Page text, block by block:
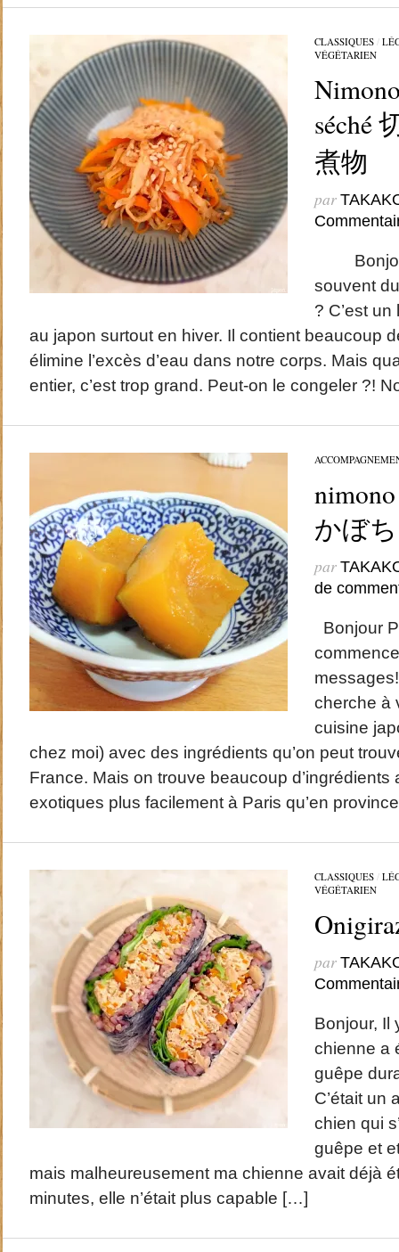
CLASSIQUES/
VÉGÉTARIEN
séché
煮物
par
souvent
? C’est
au japon surtout en hiver. Il contient beaucoup
élimine l’excès d’eau dans notre corps. Mais
entier, c’est trop grand. Peut-on le congeler ?!
かぼ
par
de
Bonjour
cherche à
cuisine
chez moi) avec des ingrédients qu’on peut
France. Mais on trouve beaucoup d’ingrédients
exotiques plus facilement à Paris qu’en
CLASSIQUES/
VÉGÉTARIEN
par
Bonjour, Il
chienne a
guêpe
C’était un
chien qui
guêpe et
mais malheureusement ma chienne avait déjà
minutes, elle n’était plus capable […]